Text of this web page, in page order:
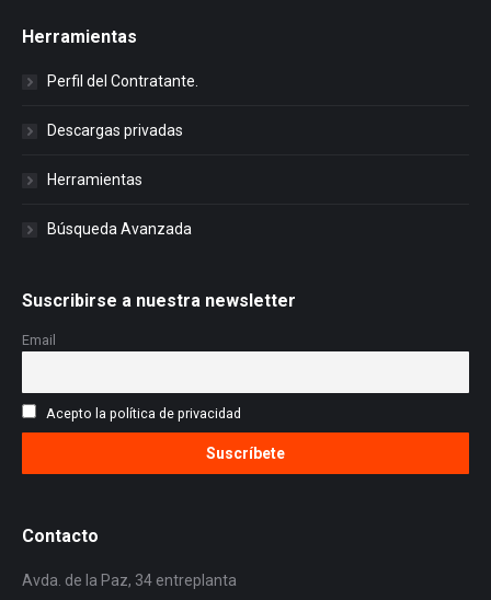
Herramientas
Perfil del Contratante.
Descargas privadas
Herramientas
Búsqueda Avanzada
Suscribirse a nuestra newsletter
Email
Acepto la política de privacidad
Contacto
Avda. de la Paz, 34 entreplanta